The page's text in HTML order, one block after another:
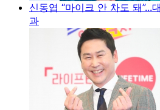
신동엽 “마이크 안 차도 돼”...
과